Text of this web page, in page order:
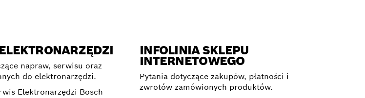
napraw, serwisu oraz
do elektronarzędzi.
Elektronarzędzi Bosch
INFOLINIA SKLEPU
INTERNETOWEGO
Pytania dotyczące zakupów, płatności i
zwrotów zamówionych produktów.